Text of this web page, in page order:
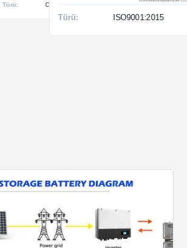
Türü: ISO9001:2015
Türü: IATF 16949:2016